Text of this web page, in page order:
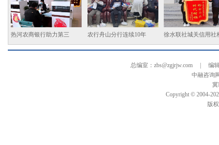
热河农商银行助力第三 农行舟山分行连续10年 徐水联社城关信用社
总编室：zbs@zgjrjw.com | 编
中融咨询
冀
Copyright © 2004-
版